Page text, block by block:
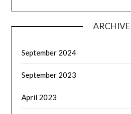
ARCHIVE
September 2024
September 2023
April 2023